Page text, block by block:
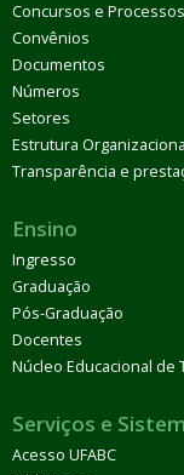
Concursos e
Convênios
Documentos
Números
Setores
Estrutura
Transparência e
Ensino
Ingresso
Graduação
Pós-Graduação
Docentes
Núcleo Educacional de
Serviços e
Acesso UFABC